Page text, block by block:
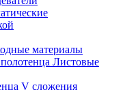
материалы
Листовые
V сложения